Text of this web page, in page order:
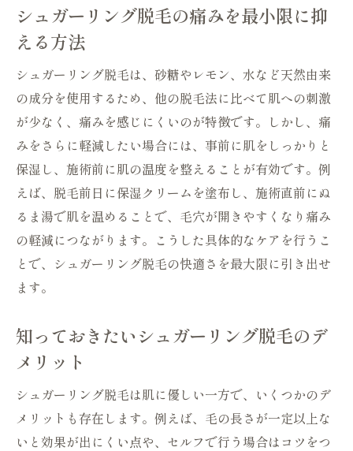
シュガーリング脱毛の痛みを最小限に抑
える方法
シュガーリング脱毛は、砂糖やレモン、水など天然由来
の成分を使用するため、他の脱毛法に比べて肌への刺激
が少なく、痛みを感じにくいのが特徴です。しかし、痛
みをさらに軽減したい場合には、事前に肌をしっかりと
保湿し、施術前に肌の温度を整えることが有効です。例
えば、脱毛前日に保湿クリームを塗布し、施術直前にぬ
るま湯で肌を温めることで、毛穴が開きやすくなり痛み
の軽減につながります。こうした具体的なケアを行うこ
とで、シュガーリング脱毛の快適さを最大限に引き出せ
ます。
知っておきたいシュガーリング脱毛のデ
メリット
シュガーリング脱毛は肌に優しい一方で、いくつかのデ
メリットも存在します。例えば、毛の長さが一定以上な
いと効果が出にくい点や、セルフで行う場合はコツをつ